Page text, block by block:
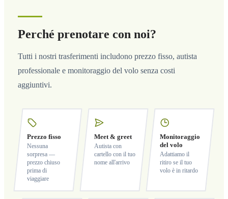
Perché prenotare con noi?
Tutti i nostri trasferimenti includono prezzo fisso, autista
professionale e monitoraggio del volo senza costi
aggiuntivi.
Prezzo fisso
Nessuna
sorpresa —
prezzo chiuso
prima di
viaggiare
Meet & greet
Autista con
cartello con il tuo
nome all'arrivo
Monitoraggio
del volo
Adattiamo il
ritiro se il tuo
volo è in ritardo